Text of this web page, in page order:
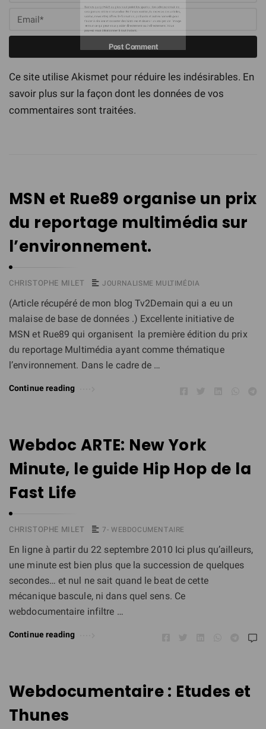
Ce site utilise Akismet pour réduire les indésirables. En
savoir plus sur la façon dont les données de vos
commentaires sont traitées.
MSN et Rue89 organise un prix
du reportage multimédia sur
l’environnement.
CHRISTOPHE MILET JOURNALISME MULTIMÉDIA
(Article récupéré de mon blog Tv2Demain qui a eu un
malaise de base de données .) Excellente initiative de
MSN et Rue89 qui organisent la première édition du prix
du reportage Multimédia ayant comme thématique
l’environnement. Dans le cadre de …
Continue reading
Webdoc ARTE: New York
Minute, le guide Hip Hop de la
Fast Life
CHRISTOPHE MILET 7- WEBDOCUMENTAIRE
En ligne à partir du 22 septembre 2010 Ici plus qu’ailleurs,
une minute est bien plus que la succession de quelques
secondes… et nul ne sait quand le beat de cette
mécanique bascule, ni dans quel sens. Ce
webdocumentaire infiltre …
Continue reading
Webdocumentaire : Etudes et
Thunes
Recevez le guide